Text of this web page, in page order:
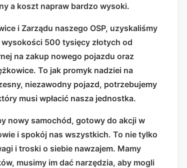
a koszt napraw bardzo wysoki.
i Zarządu naszego OSP, uzyskaliśmy
500 tysięcy złotych od
na zakup nowego pojazdu oraz
To jak promyk nadziei na
niezawodny pojazd, potrzebujemy
musi wpłacić nasza jednostka.
nowy samochód, gotowy do akcji w
i spokój nas wszystkich. To nie tylko
i troski o siebie nawzajem. Mamy
musimy im dać narzędzia, aby mogli